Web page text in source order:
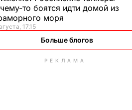
то боятся идти домой из
моря
17.15
Больше блогов
РЕКЛАМА